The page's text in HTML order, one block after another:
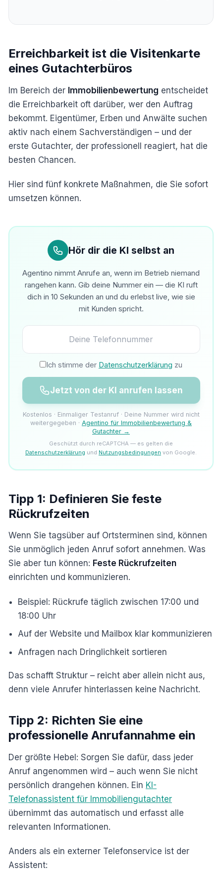
Erreichbarkeit ist die Visitenkarte
eines Gutachterbüros
Im Bereich der Immobilienbewertung entscheidet
die Erreichbarkeit oft darüber, wer den Auftrag
bekommt. Eigentümer, Erben und Anwälte suchen
aktiv nach einem Sachverständigen – und der
erste Gutachter, der professionell reagiert, hat die
besten Chancen.
Hier sind fünf konkrete Maßnahmen, die Sie sofort
umsetzen können.
Hör dir die KI selbst an
Agentino nimmt Anrufe an, wenn im Betrieb niemand
rangehen kann. Gib deine Nummer ein — die KI ruft
dich in 10 Sekunden an und du erlebst live, wie sie
mit Kunden spricht.
Ich stimme der Datenschutzerklärung zu
Jetzt von der KI anrufen lassen
Kostenlos · Einmaliger Testanruf · Deine Nummer wird nicht
weitergegeben · Agentino für Immobilienbewertung &
Gutachter →
Geschützt durch reCAPTCHA — es gelten die
Datenschutzerklärung und Nutzungsbedingungen von Google.
Tipp 1: Definieren Sie feste
Rückrufzeiten
Wenn Sie tagsüber auf Ortsterminen sind, können
Sie unmöglich jeden Anruf sofort annehmen. Was
Sie aber tun können: Feste Rückrufzeiten
einrichten und kommunizieren.
Beispiel: Rückrufe täglich zwischen 17:00 und
18:00 Uhr
Auf der Website und Mailbox klar kommunizieren
Anfragen nach Dringlichkeit sortieren
Das schafft Struktur – reicht aber allein nicht aus,
denn viele Anrufer hinterlassen keine Nachricht.
Tipp 2: Richten Sie eine
professionelle Anrufannahme ein
Der größte Hebel: Sorgen Sie dafür, dass jeder
Anruf angenommen wird – auch wenn Sie nicht
persönlich drangehen können. Ein KI-
Telefonassistent für Immobiliengutachter
übernimmt das automatisch und erfasst alle
relevanten Informationen.
Anders als ein externer Telefonservice ist der
Assistent: